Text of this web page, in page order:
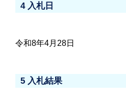
4 入札日
令和8年4月28日
5 入札結果